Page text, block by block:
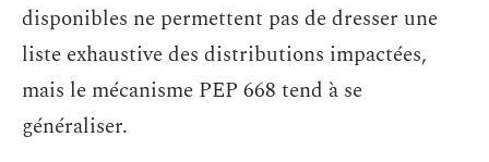
disponibles ne permettent pas de dresser une
liste exhaustive des distributions impactées,
mais le mécanisme PEP 668 tend à se
généraliser.